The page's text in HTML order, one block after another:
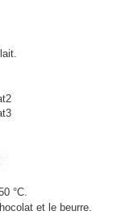
°C.
et le beurre.